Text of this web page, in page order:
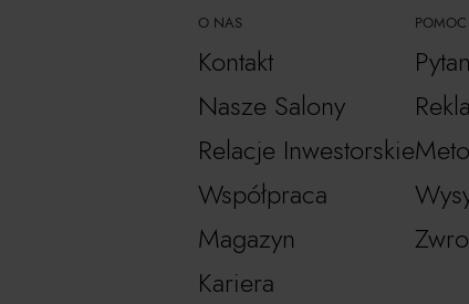
O NAS
Kontakt
Nasze Salony
Relacje Inwestorskie
Współpraca
Magazyn
Kariera
POMOC